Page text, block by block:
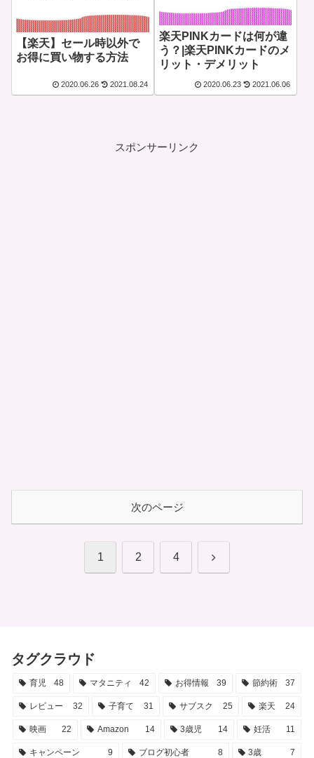
【楽天】セール時以外で
お得に買い物する方法
2020.06.26 2021.08.24
楽天PINKカードは何が違
う？|楽天PINKカードのメ
リット・デメリット
2020.06.23 2021.06.06
スポンサーリンク
次のページ
1 2 4 次
タグクラウド
育児 48 マタニティ 42 お得情報 39 節約術 37
レビュー 32 子育て 31 サブスク 25 楽天 24
映画 22 Amazon 14 3歳児 14 妊活 11
キャンペーン 9 ブログ初心者 8 3歳 7